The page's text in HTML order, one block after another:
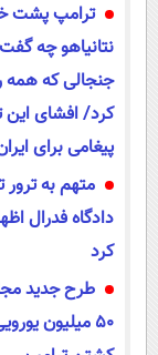
ترامپ پشت
نتانیاهو چه
جنجالی که همه
کرد/ افشای
پیغامی برای
متهم به ترور
دادگاه فدرال
کرد
طرح جدید
۵۰ میلیون